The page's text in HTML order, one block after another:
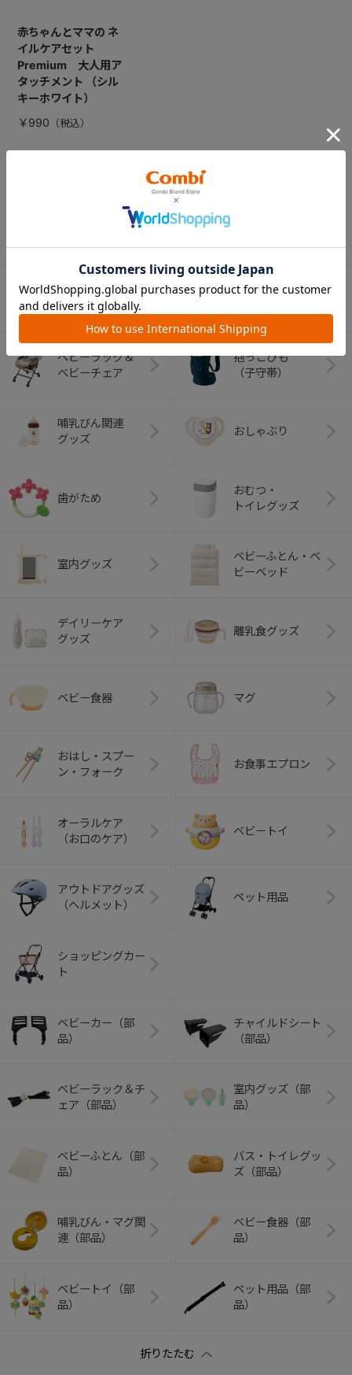
赤ちゃんとママの ネ
イルケアセット
Premium 大人用ア
タッチメント （シル
キーホワイト）
￥990
CATEGORY
カテゴリー
（コンビ）
ベビーカー チャイルドシート
ベビーラック＆
ベビーチェア
抱っこひも
（子守帯）
哺乳びん関連
グッズ
おしゃぶり
歯がため
おむつ・
トイレグッズ
室内グッズ
ベビーふとん・ベ
ビーベッド
デイリーケア
グッズ
離乳食グッズ
ベビー食器 マグ
おはし・スプー
ン・フォーク
お食事エプロン
オーラルケア
（お口のケア）
ベビートイ
アウトドアグッズ
（ヘルメット）
ペット用品
ショッピングカー
ト
ベビーカー（部
品）
チャイルドシート
（部品）
ベビーラック＆チ
ェア（部品）
室内グッズ（部
品）
ベビーふとん（部
品）
バス・トイレグッ
ズ（部品）
哺乳びん・マグ関
連（部品）
ベビー食器（部
品）
ベビートイ（部
品）
ペット用品（部
品）